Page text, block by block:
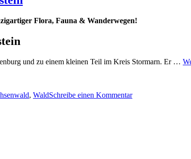
Flora, Fauna & Wanderwegen!
und zu einem kleinen Teil im Kreis Stormarn. Er …
, WaldSchreibe einen Kommentar–